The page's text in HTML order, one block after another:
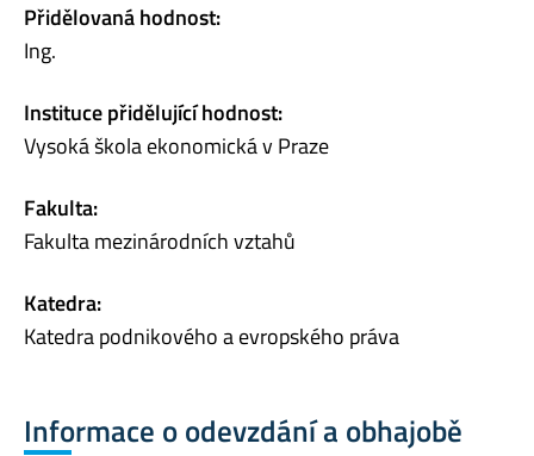
Přidělovaná hodnost:
Ing.
Instituce přidělující hodnost:
Vysoká škola ekonomická v Praze
Fakulta:
Fakulta mezinárodních vztahů
Katedra:
Katedra podnikového a evropského práva
Informace o odevzdání a obhajobě